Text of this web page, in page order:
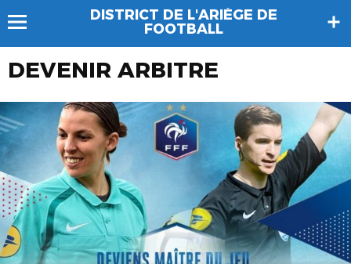
DISTRICT DE L'ARIÈGE DE
FOOTBALL
DEVENIR ARBITRE